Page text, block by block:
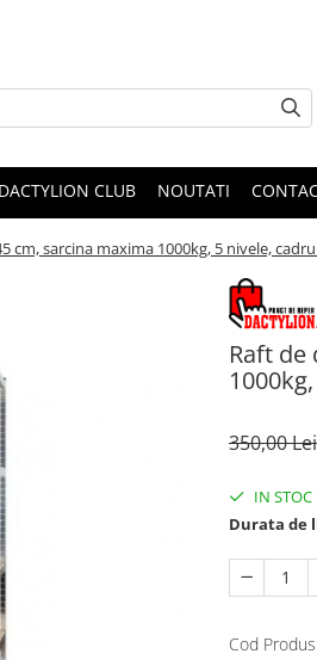
DACTYLION CLUB NOUTATI
cm, sarcina maxima 1000kg, 5 nivele,
Raft de
350,00 Lei
IN STOC
Durata de
Cod